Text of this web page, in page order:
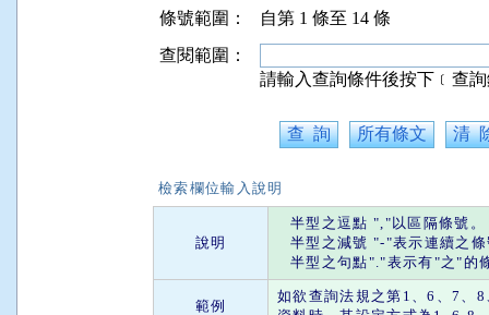
條號範圍：
自第 1 條至 14 條
查閱範圍：
請輸入查詢條件後按下﹝查
檢索欄位輸入說明
說明
半型之 逗點 ","以區隔條號。
半型之 減號 "-"表示連續之
半型之 句點"."表示有"之"的
範例
如欲查詢法規之第1、6、7、